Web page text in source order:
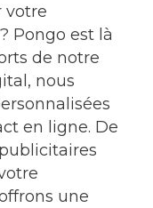
votre
Pongo est là
de notre
nous
en ligne. De
une